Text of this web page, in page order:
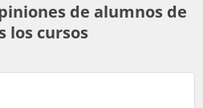
de alumnos de
los cursos